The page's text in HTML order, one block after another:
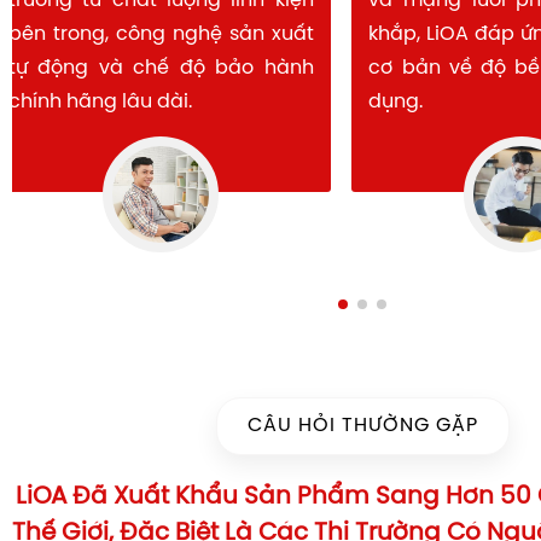
bên trong, công nghệ sản xuất
tự động và chế độ bảo hành
chính hãng lâu dài.
khắp, LiOA
cơ bản về độ
dụng.
CÂU HỎI THƯỜNG GẶP
LiOA Đã Xuất Khẩu Sản Phẩm Sang Hơn 50
Thế Giới, Đặc Biệt Là Các Thị Trường Có